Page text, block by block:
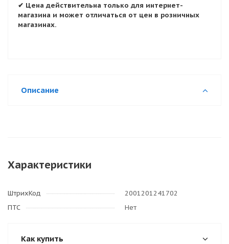
✔ Цена действительна только для интернет-
магазина и может отличаться от цен в розничных
магазинах.
Описание
Характеристики
ШтрихКод
2001201241702
ПТС
Нет
Как купить